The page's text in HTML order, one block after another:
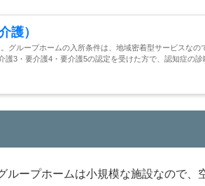
護）
グループホームの入所条件は、地域密着型サービスなの
3・要介護4・要介護5の認定を受けた方で、認知症の
ープホームは小規模な施設なので、